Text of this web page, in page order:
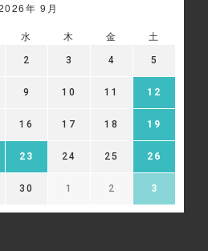
年 9月
水 木 金 土
2 3 4 5
9 10 11 12
16 17 18 19
23 24 25 26
30 1 2 3